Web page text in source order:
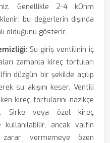
Genellikle 2-4 kOhm
bu değerlerin dışında
olduğunu gösterir.
Su giriş ventilinin iç
zamanla kireç tortuları
düzgün bir şekilde açılıp
su akışını keser. Ventili
kireç tortularını nazikçe
Sirke veya özel kireç
ancak valfin
zarar vermemeye özen